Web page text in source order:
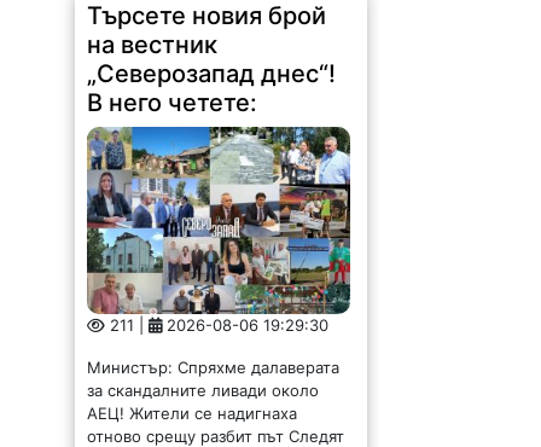
Търсете новия брой
на вестник
„Северозапад днес“!
В него четете:
211 | 2026-08-06 19:29:30
Министър: Спряхме далаверата
за скандалните ливади около
АЕЦ! Жители се надигнаха
отново срещу разбит път Следят